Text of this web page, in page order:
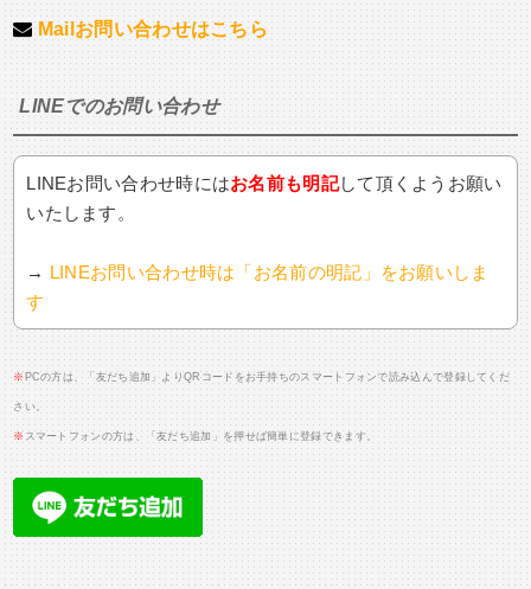
Mailお問い合わせはこちら
LINEでのお問い合わせ
LINEお問い合わせ時にはお名前も明記して頂くようお願い
いたします。
→ LINEお問い合わせ時は「お名前の明記」をお願いしま
す
※ PCの方は、「友だち追加」よりQRコードをお手持ちのスマートフォンで読み込んで登録してくだ
さい。
※ スマートフォンの方は、「友だち追加」を押せば簡単に登録できます。